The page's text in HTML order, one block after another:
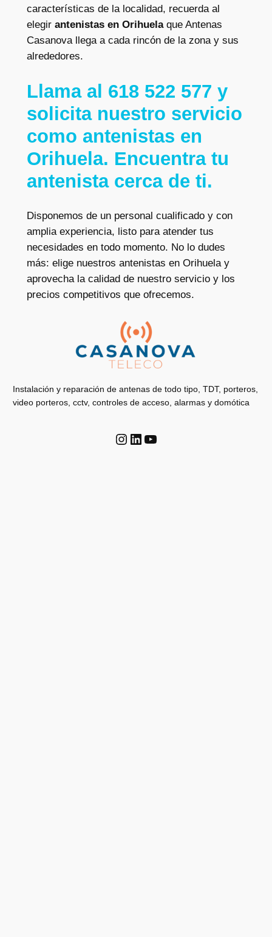
características de la localidad, recuerda al
elegir antenistas en Orihuelaque Antenas
Casanova llega a cada rincón de la zona y sus
alrededores.
Llama al 618 522 577 y
solicita nuestro servicio
como antenistas en
Orihuela. Encuentra tu
antenista cerca de ti.
Disponemos de un personal cualificado y con
amplia experiencia, listo para atender tus
necesidades en todo momento. No lo dudes
más: elige nuestros antenistas en Orihuela y
aprovecha la calidad de nuestro servicio y los
precios competitivos que ofrecemos.
Instalación y reparación de antenas de todo tipo, TDT, porteros,
video porteros, cctv, controles de acceso, alarmas y domótica
Instagram
LinkedIn
YouTube